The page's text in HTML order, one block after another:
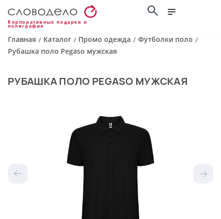
Корпоративные подарки и
полиграфия
Главная / Каталог / Промо одежда / Футболки поло /
Рубашка поло Pegaso мужская
РУБАШКА ПОЛО PEGASO МУЖСКАЯ